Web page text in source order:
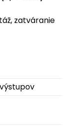
zatváranie